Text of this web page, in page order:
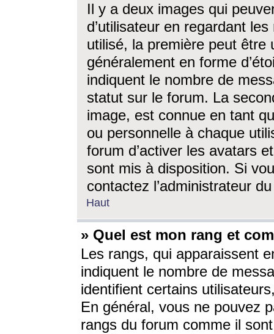
Il y a deux images qui
d’utilisateur en regardant
utilisé, la première peut être
généralement en forme
indiquent le nombre de
statut sur le forum. La
image, est connue en tant
ou personnelle à chaque
forum d’activer les avatars
sont mis à disposition. Si
contactez l’administrateur
Haut
» Quel est mon rang et
Les rangs, qui apparaissent
indiquent le nombre de
identifient certains
En général, vous ne pouvez
rangs du forum comme il